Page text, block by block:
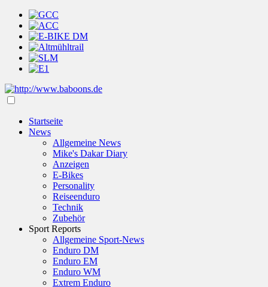
Startseite
News
Allgemeine News
Mike's Dakar Diary
Anzeigen
E-Bikes
Personality
Reiseenduro
Technik
Zubehör
Sport Reports
Allgemeine Sport-News
Enduro DM
Enduro EM
Enduro WM
Extrem Enduro